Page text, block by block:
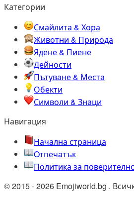
Категории
Смайлита & Хора
Животни & Природа
Ядене & Пиене
Дейности
Пътуване & Места
Обекти
Символи & Знаци
Навигация
Начална страница
Oтпечатък
Политика за
© 2015 - 2026 Emojiworld.bg .